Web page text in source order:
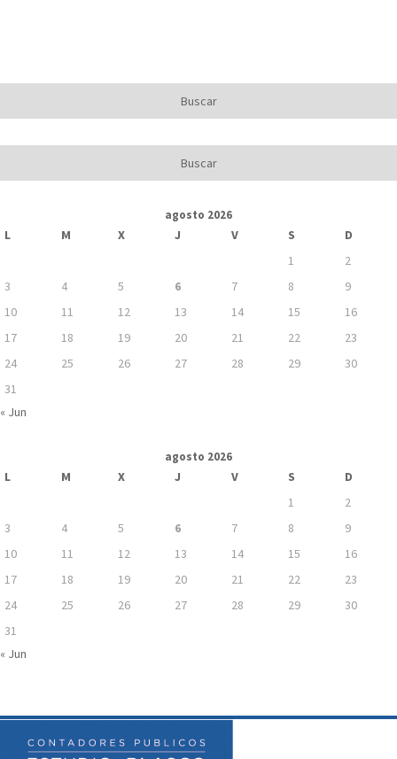
agosto 2026
L M X J V S
D
1
2
3
4 5 6 7 8
9
10
11 12 13 14 15
16
17
18 19 20 21 22
23
24
25 26 27 28 29
30
31
« Jun
agosto 2026
L M X J V S
D
1
2
3
4 5 6 7 8
9
10
11 12 13 14 15
16
17
18 19 20 21 22
23
24
25 26 27 28 29
30
31
« Jun